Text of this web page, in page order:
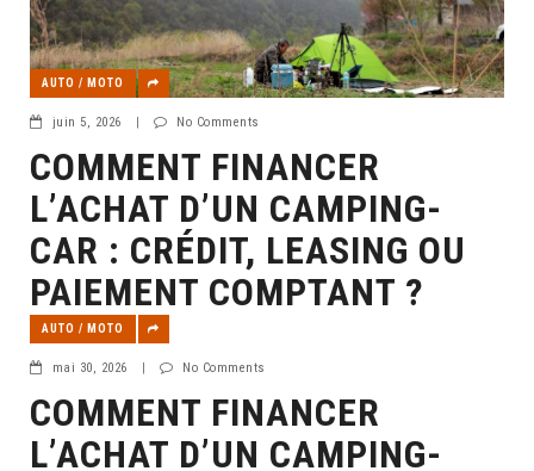
AUTO / MOTO
juin 5, 2026 No Comments
COMMENT FINANCER
L’ACHAT D’UN CAMPING-
CAR : CRÉDIT, LEASING OU
PAIEMENT COMPTANT ?
AUTO / MOTO
mai 30, 2026 No Comments
COMMENT FINANCER
L’ACHAT D’UN CAMPING-